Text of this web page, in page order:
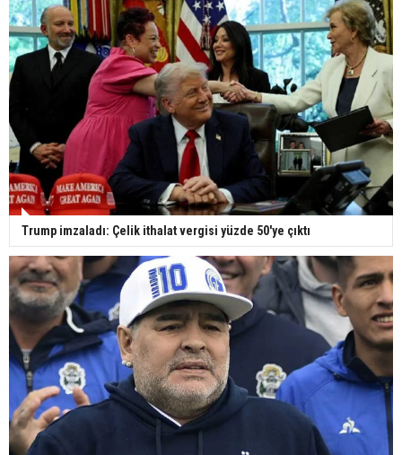
Trump imzaladı: Çelik ithalat vergisi yüzde 50'ye çıktı